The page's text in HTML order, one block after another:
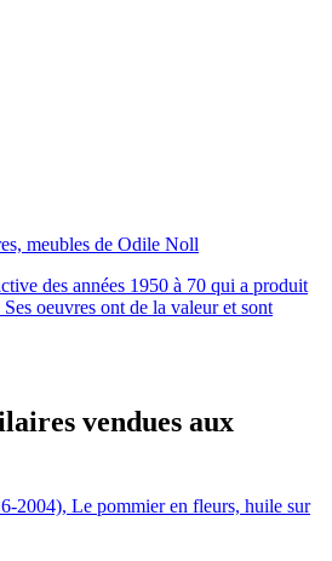
meubles de Odile Noll
des années 1950 à 70 qui a produit
oeuvres ont de la valeur et sont
vendues aux